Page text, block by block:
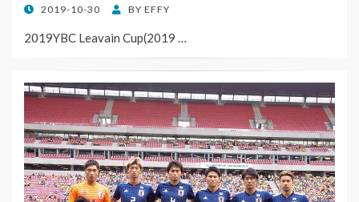
POSTED
2019-10-30 BY EFFY
2019YBC Leavain Cup(2019 …